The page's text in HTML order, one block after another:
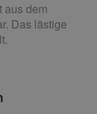
aus dem
Das lästige